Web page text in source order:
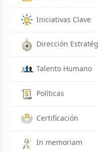
Iniciativas Clave
Dirección
Talento Humano
Políticas
Certificación
In memoriam